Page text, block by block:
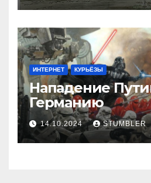
ИНТЕРНЕТ КУРЬЁЗЫ
Нападение
Германию
14.10.2024 STUMBLER